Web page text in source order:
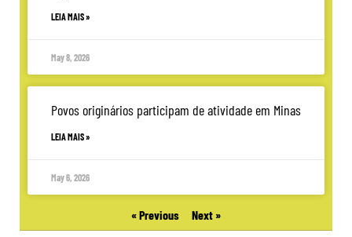
LEIA MAIS »
May 8, 2026
Povos originários participam de atividade em Minas
LEIA MAIS »
May 6, 2026
« Previous Next »